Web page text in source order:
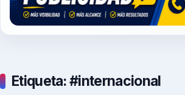
Etiqueta:#internacional